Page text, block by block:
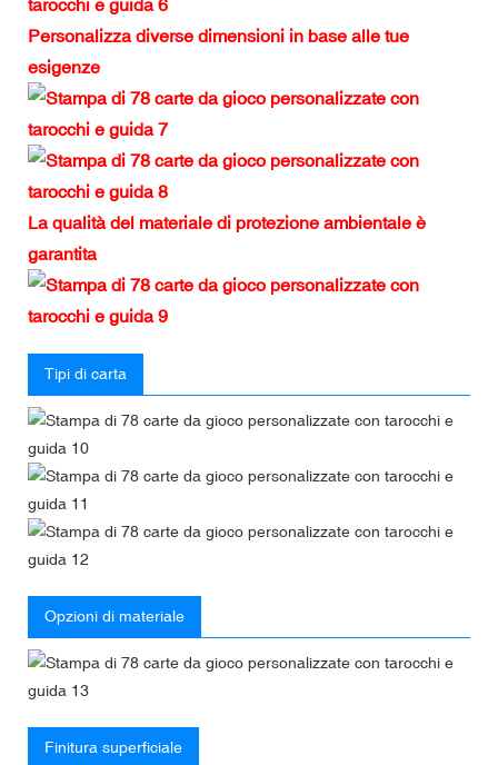
Personalizza diverse dimensioni in base alle tue
esigenze
La qualità del materiale di protezione ambientale è
garantita
Tipi di carta
Opzioni di materiale
Finitura superficiale